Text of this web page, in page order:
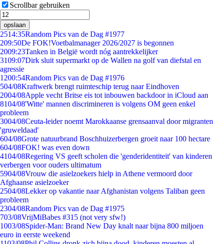
Scrollbar gebruiken
opslaan
2514:35Random Pics van de Dag #1977
209:50De FOK!Voetbalmanager 2026/2027 is begonnen
2009:23Tanken in België wordt nóg aantrekkelijker
3109:07Dirk sluit supermarkt op de Wallen na golf van diefstal en
agressie
1200:54Random Pics van de Dag #1976
504/08Kraftwerk brengt ruimteschip terug naar Eindhoven
2004/08Apple vecht Britse eis tot inbouwen backdoor in iCloud aan
8104/08'Witte' mannen discrimineren is volgens OM geen enkel
probleem
3004/08Ceuta-leider noemt Marokkaanse grensaanval door migranten
'gruweldaad'
604/08Grote natuurbrand Boschhuizerbergen groeit naar 100 hectare
604/08FOK! was even down
4104/08Regering VS geeft scholen die 'genderidentiteit' van kinderen
verbergen voor ouders ultimatum
5904/08Vrouw die asielzoekers hielp in Athene vermoord door
Afghaanse asielzoeker
2504/08Lekker op vakantie naar Afghanistan volgens Taliban geen
probleem
2304/08Random Pics van de Dag #1975
703/08VrijMiBabes #315 (not very sfw!)
1003/08Spider-Man: Brand New Day knalt naar bijna 800 miljoen
euro in eerste weekend